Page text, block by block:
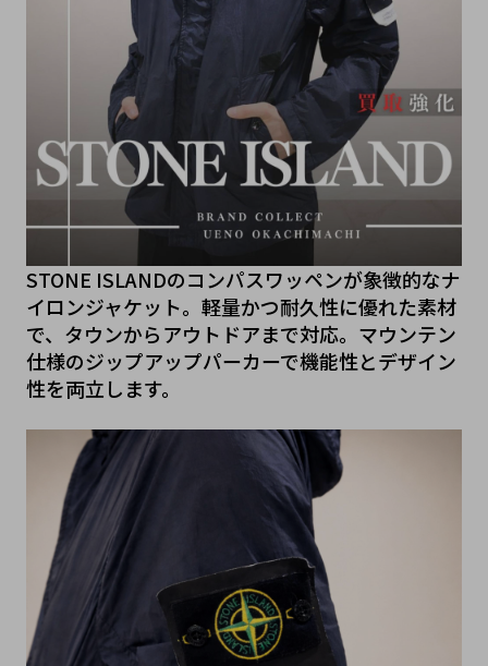
STONE ISLANDのコンパスワッペンが象徴的なナ
イロンジャケット。軽量かつ耐久性に優れた素材
で、タウンからアウトドアまで対応。マウンテン
仕様のジップアップパーカーで機能性とデザイン
性を両立します。